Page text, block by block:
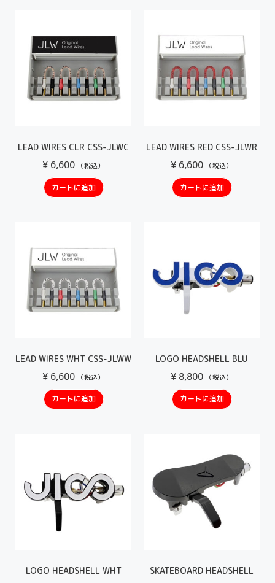
LEAD WIRES CLR CSS-JLWC
¥ 6,600 （税込）
カートに追加
LEAD WIRES RED CSS-JLWR
¥ 6,600 （税込）
カートに追加
LEAD WIRES WHT CSS-JLWW
¥ 6,600 （税込）
カートに追加
LOGO HEADSHELL BLU
¥ 8,800 （税込）
カートに追加
LOGO HEADSHELL WHT
SKATEBOARD HEADSHELL